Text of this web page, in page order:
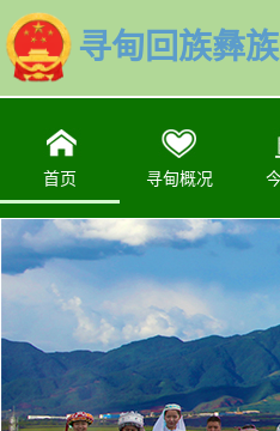
寻甸回族彝
首页 寻甸概况